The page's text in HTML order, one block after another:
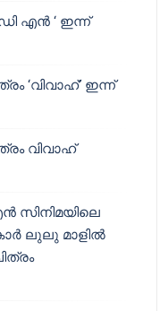
എൻ ‘ ഇന്ന്
‘വിവാഹ്’ ഇന്ന്
വിവാഹ്
സിനിമയിലെ
ലുലു മാളിൽ